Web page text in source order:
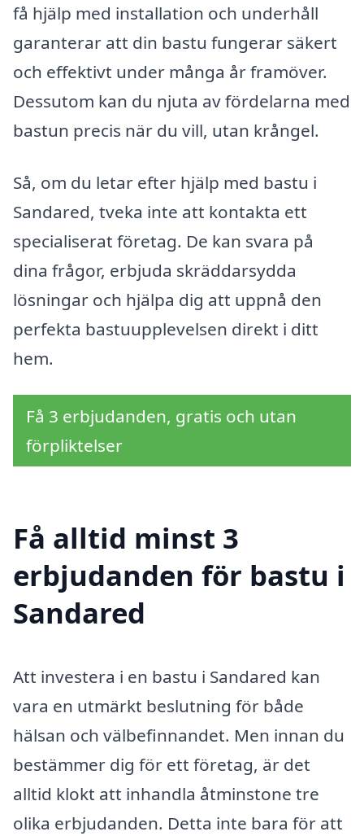
få hjälp med installation och underhåll
garanterar att din bastu fungerar säkert
och effektivt under många år framöver.
Dessutom kan du njuta av fördelarna med
bastun precis när du vill, utan krångel.
Så, om du letar efter hjälp med bastu i
Sandared, tveka inte att kontakta ett
specialiserat företag. De kan svara på
dina frågor, erbjuda skräddarsydda
lösningar och hjälpa dig att uppnå den
perfekta bastuupplevelsen direkt i ditt
hem.
Få 3 erbjudanden, gratis och utan
förpliktelser
Få alltid minst 3
erbjudanden för bastu i
Sandared
Att investera i en bastu i Sandared kan
vara en utmärkt beslutning för både
hälsan och välbefinnandet. Men innan du
bestämmer dig för ett företag, är det
alltid klokt att inhandla åtminstone tre
olika erbjudanden. Detta inte bara för att